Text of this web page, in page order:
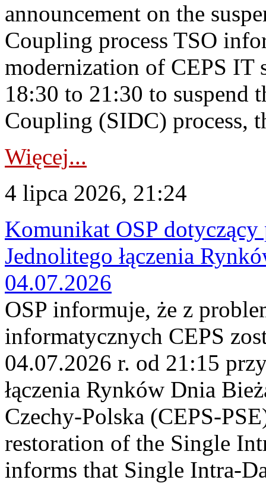
announcement on the
Coupling process TSO
modernization of CEPS IT
18:30 to 21:30 to suspend
Coupling (SIDC) process,
Więcej...
4 lipca 2026, 21:24
Komunikat OSP
Jednolitego łączenia
04.07.2026
OSP informuje, że z
informatycznych CEPS
04.07.2026 r. od 21:15
łączenia Rynków Dnia
Czechy-Polska (CEPS-
restoration of the Single
informs that Single Intra-